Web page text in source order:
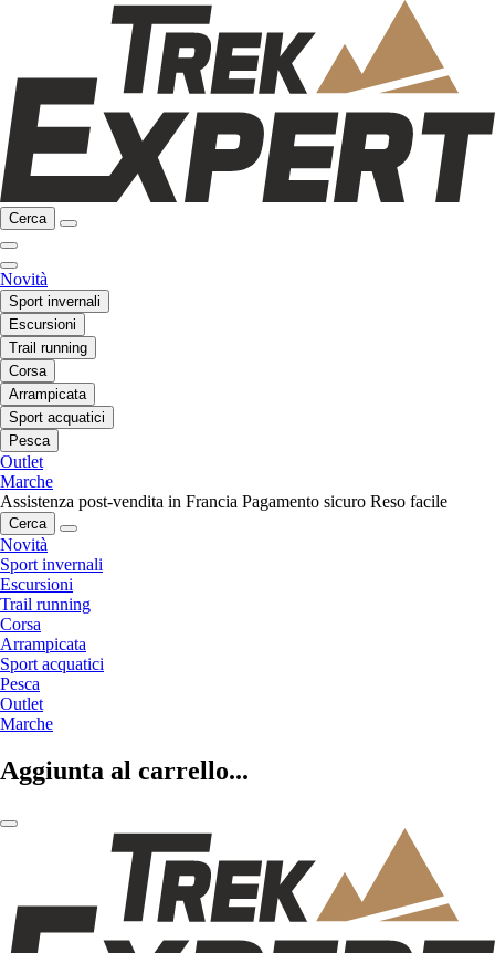
Cerca
Novità
Sport invernali
Escursioni
Trail running
Corsa
Arrampicata
Sport acquatici
Pesca
Outlet
Marche
Assistenza post-vendita in Francia Pagamento sicuro Reso facile
Cerca
Novità
Sport invernali
Escursioni
Trail running
Corsa
Arrampicata
Sport acquatici
Pesca
Outlet
Marche
Aggiunta al carrello...